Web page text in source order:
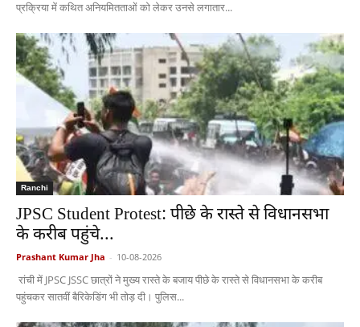
प्रक्रिया में कथित अनियमितताओं को लेकर उनसे लगातार...
Ranchi
JPSC Student Protest: पीछे के रास्ते से विधानसभा
के करीब पहुंचे...
Prashant Kumar Jha - 10-08-2026
रांची में JPSC JSSC छात्रों ने मुख्य रास्ते के बजाय पीछे के रास्ते से विधानसभा के करीब
पहुंचकर सातवीं बैरिकेडिंग भी तोड़ दी। पुलिस...